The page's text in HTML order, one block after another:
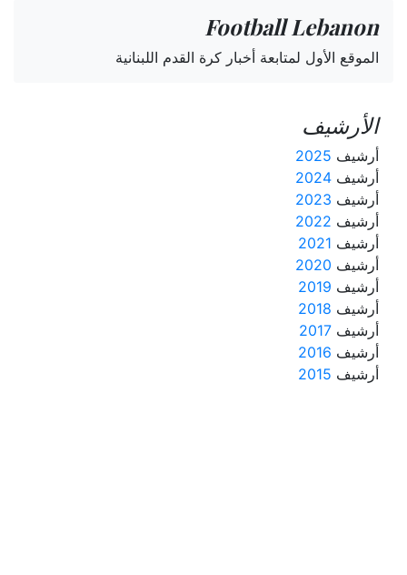
Football Lebanon
الموقع الأول لمتابعة أخبار كرة القدم اللبنانية
الأرشيف
أرشيف 2025
أرشيف 2024
أرشيف 2023
أرشيف 2022
أرشيف 2021
أرشيف 2020
أرشيف 2019
أرشيف 2018
أرشيف 2017
أرشيف 2016
أرشيف 2015